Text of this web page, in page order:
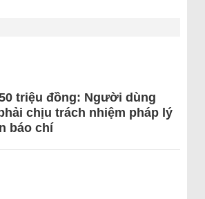
triệu đồng: Người dùng
chịu trách nhiệm pháp lý
báo chí